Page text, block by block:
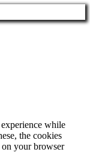
while
the cookies
on your browser